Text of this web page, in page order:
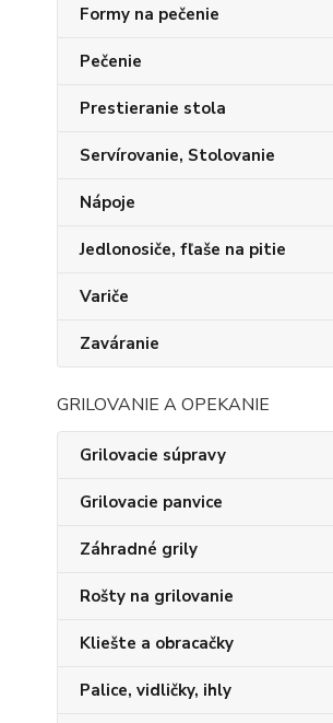
Formy na pečenie
Pečenie
Prestieranie stola
Servírovanie, Stolovanie
Nápoje
Jedlonosiče, fľaše na pitie
Variče
Zaváranie
GRILOVANIE A OPEKANIE
Grilovacie súpravy
Grilovacie panvice
Záhradné grily
Rošty na grilovanie
Kliešte a obracačky
Palice, vidličky, ihly